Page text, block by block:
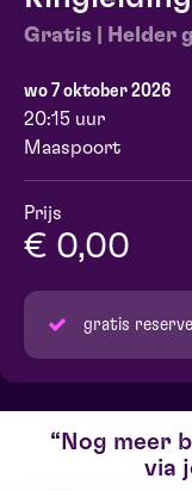
Gratis | Helder
wo 7 oktober 2026
20:15 uur
Maaspoort
Prijs
€ 0,00
gratis
Nog meer
via